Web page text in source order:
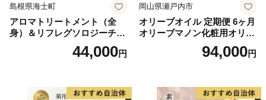
島根県海士町
アロマトリートメント（全
身）＆リフレグソロジーチケ
44,000円
岡山県瀬戸内市
オリーブオイル 定期便 6ヶ月
オリーブマノン化粧用オリー
ブオイル 200ml オリーブ オ
イル 美容 スキンケア 化粧用
94,000円